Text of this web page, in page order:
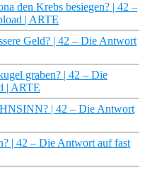
den Krebs besiegen? | 42 –
| ARTE
Geld? | 42 – Die Antwort
graben? | 42 – Die
| ARTE
| 42 – Die Antwort
| 42 – Die Antwort auf fast